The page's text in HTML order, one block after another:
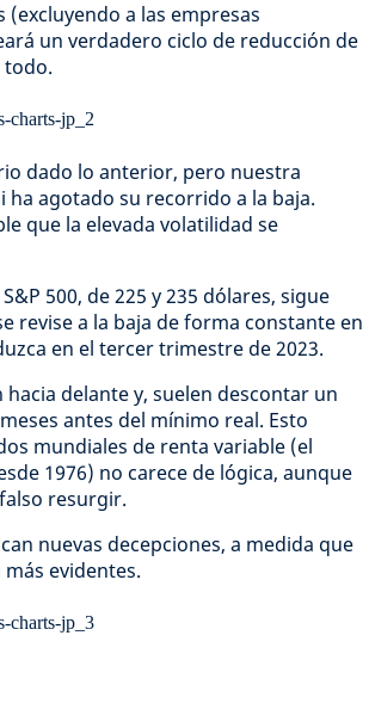
a las empresas
un verdadero ciclo de reducción de
todo.
dado lo anterior, pero nuestra
ha agotado su recorrido a la baja.
que la elevada volatilidad se
500, de 225 y 235 dólares, sigue
revise a la baja de forma constante en
en el tercer trimestre de 2023.
delante y, suelen descontar un
antes del mínimo real. Esto
mundiales de renta variable (el
1976) no carece de lógica, aunque
resurgir.
nuevas decepciones, a medida que
evidentes.